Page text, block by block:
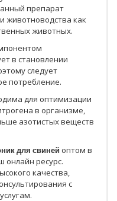
препарат
животноводства как
животных.
в становлении
следует
потребление.
для оптимизации
в организме,
азотистых веществ
для свиней оптом в
онлайн ресурс.
качества,
с